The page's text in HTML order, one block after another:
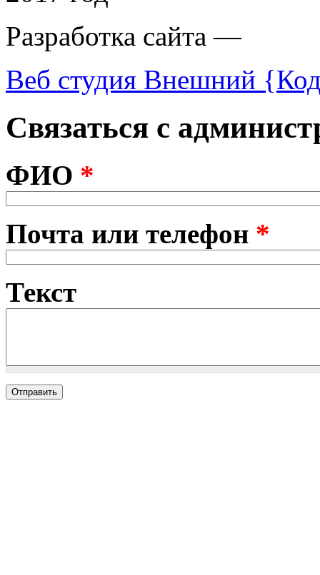
Разработка сайта —
Веб студия Внешний
Связаться с
ФИО *
Почта или телефон *
Текст